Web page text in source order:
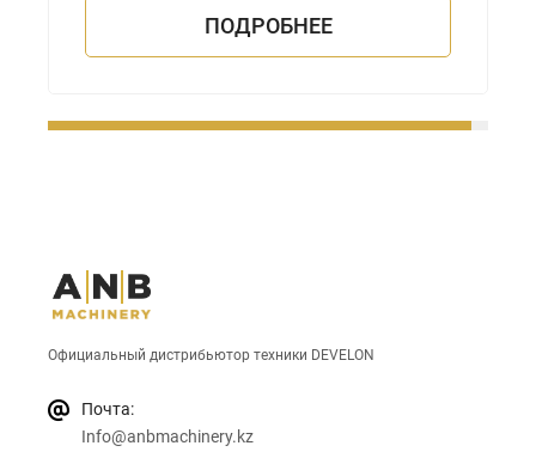
ПОДРОБНЕЕ
Официальный дистрибьютор техники DEVELON
Почта:
Info@anbmachinery.kz